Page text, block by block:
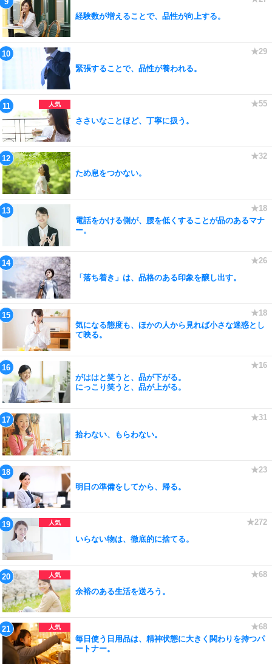
経験数が増えることで、品性が向上する。
緊張することで、品性が養われる。
ささいなことほど、丁寧に扱う。
ため息をつかない。
電話をかける側が、腰を低くすることが品のあるマナ
ー。
「落ち着き」は、品格のある印象を醸し出す。
気になる態度も、ほかの人から見れば小さな迷惑とし
て映る。
がははと笑うと、品が下がる。
にっこり笑うと、品が上がる。
拾わない、もらわない。
明日の準備をしてから、帰る。
いらない物は、徹底的に捨てる。
余裕のある生活を送ろう。
毎日使う日用品は、精神状態に大きく関わりを持つパ
ートナー。